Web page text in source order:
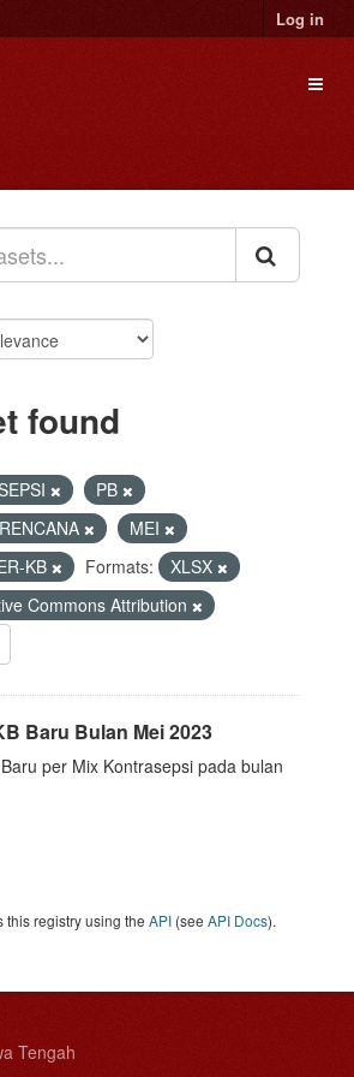
Log in
found
PB
MEI
KB
Formats:
XLSX
Commons Attribution
Baru Bulan Mei 2023
per Mix Kontrasepsi pada bulan
this registry using the API (see API Docs).
Tengah